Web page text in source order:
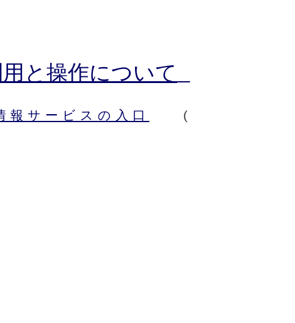
と操作について
報サービスの入口
(外部リン
)